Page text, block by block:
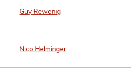
Guy Rewenig
Nico Helminger